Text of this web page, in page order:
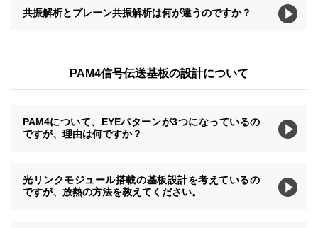
共振解析とプレーン共振解析は何が違うのですか？
PAM4信号伝送基板の設計について
PAM4について、EYEパターンが3つになっているの
ですが、理由は何ですか？
光リンクモジュール搭載の基板設計を考えているの
ですが、放熱の方法を教えてください。